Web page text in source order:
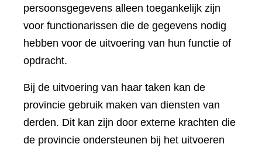
persoonsgegevens alleen toegankelijk zijn
voor functionarissen die de gegevens nodig
hebben voor de uitvoering van hun functie of
opdracht.
Bij de uitvoering van haar taken kan de
provincie gebruik maken van diensten van
derden. Dit kan zijn door externe krachten die
de provincie ondersteunen bij het uitvoeren